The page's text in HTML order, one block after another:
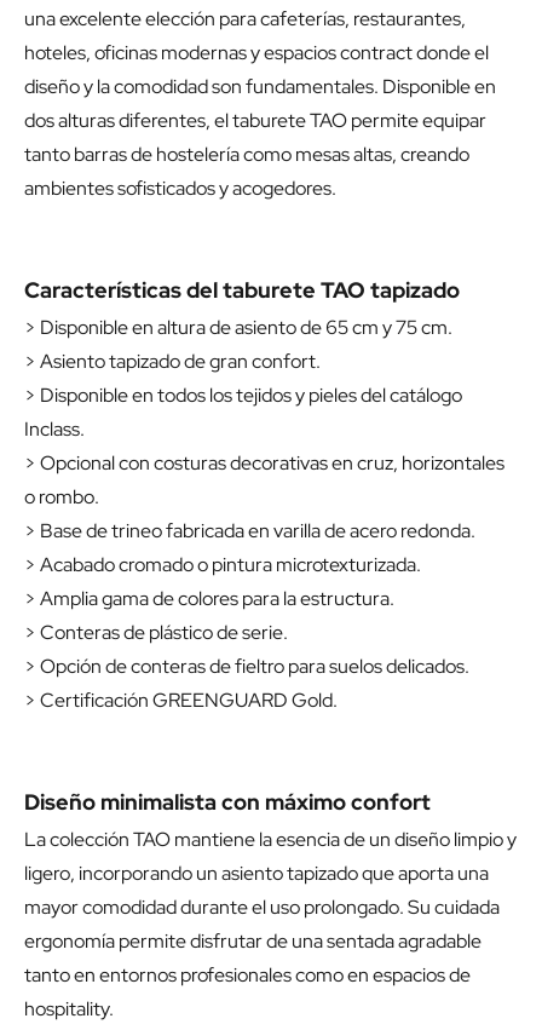
una excelente elección para cafeterías, restaurantes,
hoteles, oficinas modernas y espacios contract donde el
diseño y la comodidad son fundamentales. Disponible en
dos alturas diferentes, el taburete TAO permite equipar
tanto barras de hostelería como mesas altas, creando
ambientes sofisticados y acogedores.
Características del taburete TAO tapizado
> Disponible en altura de asiento de 65 cm y 75 cm.
> Asiento tapizado de gran confort.
> Disponible en todos los tejidos y pieles del catálogo
Inclass.
> Opcional con costuras decorativas en cruz, horizontales
o rombo.
> Base de trineo fabricada en varilla de acero redonda.
> Acabado cromado o pintura microtexturizada.
> Amplia gama de colores para la estructura.
> Conteras de plástico de serie.
> Opción de conteras de fieltro para suelos delicados.
> Certificación GREENGUARD Gold.
Diseño minimalista con máximo confort
La colección TAO mantiene la esencia de un diseño limpio y
ligero, incorporando un asiento tapizado que aporta una
mayor comodidad durante el uso prolongado. Su cuidada
ergonomía permite disfrutar de una sentada agradable
tanto en entornos profesionales como en espacios de
hospitality.